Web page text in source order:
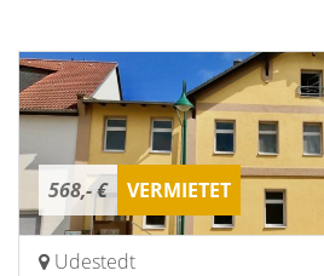
568,- € VERMIETET
Udestedt